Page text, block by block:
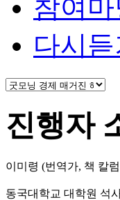
참여
다시듣
진행자
이미령 (번역가, 책 칼
동국대학교 대학원 석